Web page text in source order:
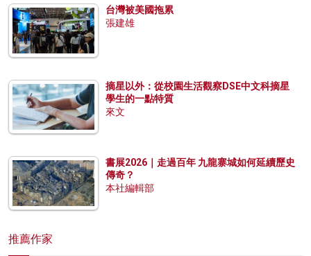
台灣被美國拖累
張建雄
摘星以外：從校園生活觀察DSE中文科摘星
學生的一點特質
來文
書展2026｜走過百年 九龍寨城如何延續歷史
傳奇？
本社編輯部
推薦作家